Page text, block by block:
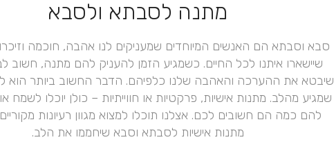
מתנה לסבתא ולסבא
סבא וסבתא הם האנשים המיוחדים שמעניקים לנו אהבה, חוכמה
שיישארו איתנו לכל החיים. כשמגיע הזמן להעניק להם מתנה, חשוב
שיבטא את ההערכה והאהבה שלנו כלפיהם. הדבר החשוב ביותר הוא
שמגיע מהלב. מתנות אישיות, פרקטיות או חווייתיות – כולן יוכלו לשמח
להם כמה הם חשובים לכם. אצלנו תוכלו למצוא מגוון רעיונות
מתנות אישיות לסבתא וסבא שיחממו את הלב.